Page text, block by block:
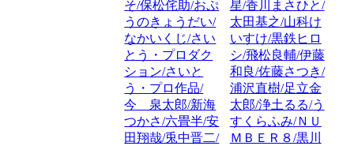
そ/保松侘助/おぷ
うのきょうだい/
なかいくじ/さい
とう・プロダク
ション/さいと
う・プロ作品/
今 泉太郎/新海
つかさ/六畳半/安
田翔哉/兎中晋二/
星/香川まさひと/
太田基之/山科け
いすけ/黒鉄ヒロ
シ/飛松良輔/伊藤
和良/佐藤さつき/
浦沢直樹/足立金
太郎/浄土るる/う
すくらふみ/ＮＵ
ＭＢＥＲ８/黒川